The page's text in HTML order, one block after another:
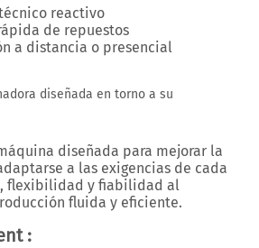
reactivo
de repuestos
a distancia o presencial
diseñada en torno a su
diseñada para mejorar la
a las exigencias de cada
flexibilidad y fiabilidad al
fluida y eficiente.
: